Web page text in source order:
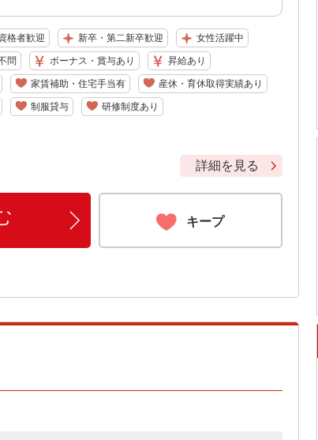
格者歓迎 新卒・第二新卒歓迎 女性活躍中
問 ボーナス・賞与あり 昇給あり
家賃補助・住宅手当有 産休・育休取得実績あり
制服貸与 研修制度あり
詳細を見る
キープ